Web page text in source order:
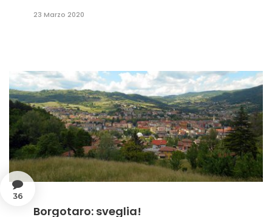
23 Marzo 2020
36
Borgotaro: sveglia!